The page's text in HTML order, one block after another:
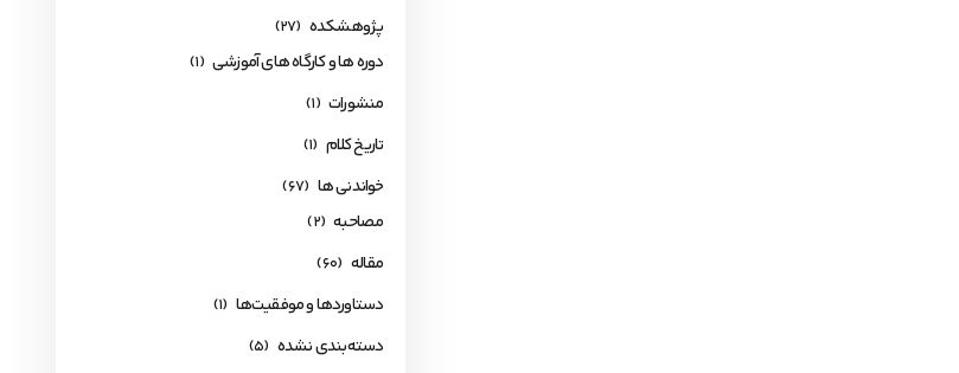
پژوهشکده (27)
دوره ها و کارگاه های آموزشی (1)
منشورات (1)
تاریخ کلام (1)
خواندنی ها (67)
مصاحبه (2)
مقاله (60)
دستاوردها و موفقیت‌ها (1)
دسته‌بندی نشده (5)